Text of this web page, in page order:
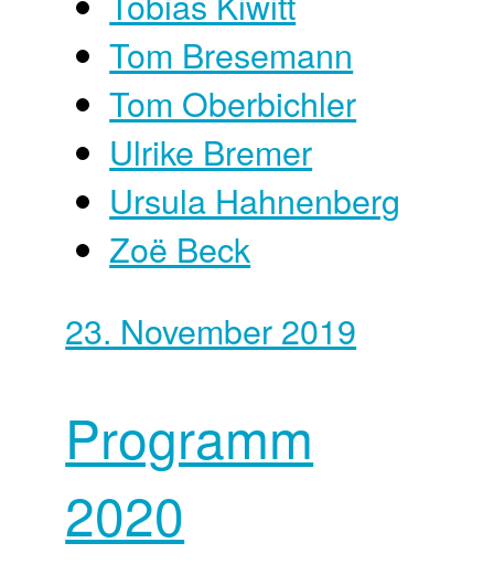
Tom Bresemann
Tom Oberbichler
Ulrike Bremer
Ursula Hahnenberg
Zoë Beck
23. November 2019
Programm
2020